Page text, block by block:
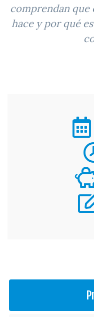
comprendan
hace y por qué